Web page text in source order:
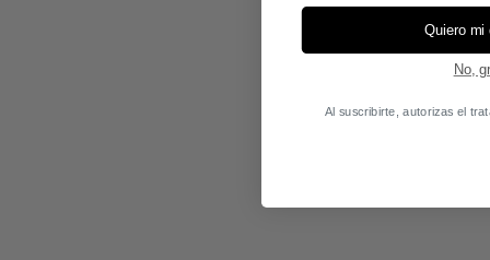
Quiero mi
No,
Al suscribirte, autorizas el